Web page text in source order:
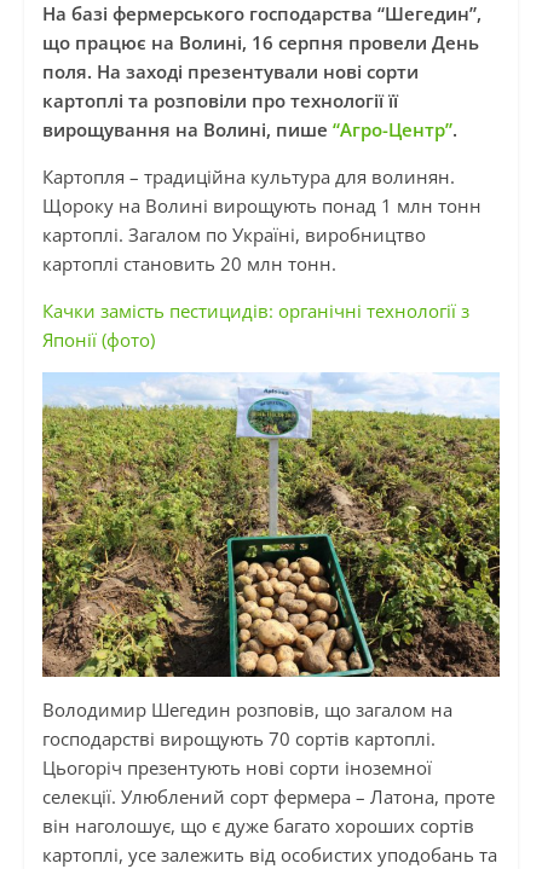
На базі фермерського господарства “Шегедин”,
що працює на Волині, 16 серпня провели День
поля. На заході презентували нові сорти
картоплі та розповіли про технології її
вирощування на Волині, пише “Агро-Центр”.
Картопля – традиційна культура для волинян.
Щороку на Волині вирощують понад 1 млн тонн
картоплі. Загалом по Україні, виробництво
картоплі становить 20 млн тонн.
Качки замість пестицидів: органічні технології з
Японії (фото)
Володимир Шегедин розповів, що загалом на
господарстві вирощують 70 сортів картоплі.
Цьогоріч презентують нові сорти іноземної
селекції. Улюблений сорт фермера – Латона, проте
він наголошує, що є дуже багато хороших сортів
картоплі, усе залежить від особистих уподобань та